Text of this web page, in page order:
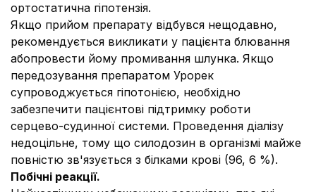
ортостатична гіпотензія.
Якщо прийом препарату відбувся нещодавно,
рекомендується викликати у пацієнта блювання
абопровести йому промивання шлунка. Якщо
передозування препаратом Урорек
супроводжується гіпотонією, необхідно
забезпечити пацієнтові підтримку роботи
серцево-судинної системи. Проведення діалізу
недоцільне, тому що силодозин в організмі майже
повністю зв'язується з білками крові (96, 6 %).
Побічні реакції.